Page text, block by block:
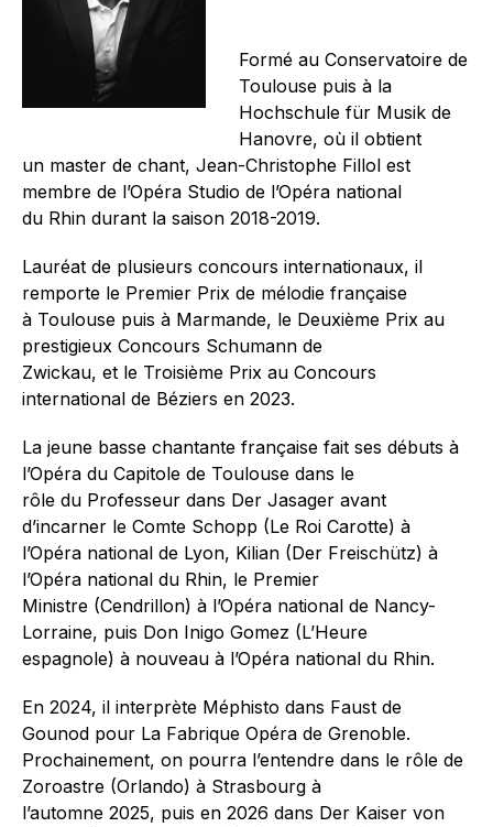
Formé au Conservatoire de
Toulouse puis à la
Hochschule für Musik de
Hanovre, où il obtient
un master de chant, Jean-Christophe Fillol est
membre de l’Opéra Studio de l’Opéra national
du Rhin durant la saison 2018-2019.
Lauréat de plusieurs concours internationaux, il
remporte le Premier Prix de mélodie française
à Toulouse puis à Marmande, le Deuxième Prix au
prestigieux Concours Schumann de
Zwickau, et le Troisième Prix au Concours
international de Béziers en 2023.
La jeune basse chantante française fait ses débuts à
l’Opéra du Capitole de Toulouse dans le
rôle du Professeur dans Der Jasager avant
d’incarner le Comte Schopp (Le Roi Carotte) à
l’Opéra national de Lyon, Kilian (Der Freischütz) à
l’Opéra national du Rhin, le Premier
Ministre (Cendrillon) à l’Opéra national de Nancy-
Lorraine, puis Don Inigo Gomez (L’Heure
espagnole) à nouveau à l’Opéra national du Rhin.
En 2024, il interprète Méphisto dans Faust de
Gounod pour La Fabrique Opéra de Grenoble.
Prochainement, on pourra l’entendre dans le rôle de
Zoroastre (Orlando) à Strasbourg à
l’automne 2025, puis en 2026 dans Der Kaiser von